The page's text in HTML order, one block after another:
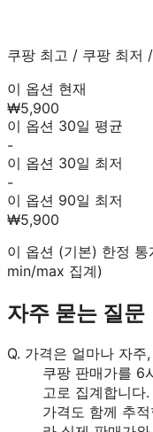
쿠팡 최고 / 쿠팡 최저 /
이 옵션 현재
₩5,900
이 옵션 30일 평균
-
이 옵션 30일 최저
-
이 옵션 90일 최저
₩5,900
이 옵션 (기본) 한정 통
min/max 집계)
자주 묻는 질문
Q. 가격은 얼마나 자주
쿠팡 판매가를 6
고로 집계합니다
가격도 함께 추